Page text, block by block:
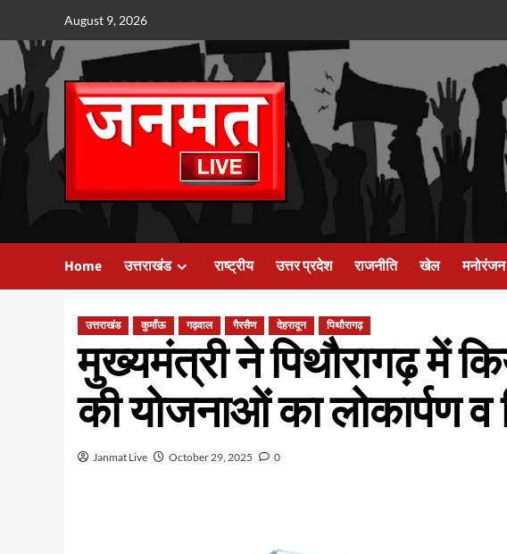
content
August 9, 2026
Home उत्तराखंड राष्ट्रीय उत्तर प्रदेश राजनीति खेल मनोरंजन
उत्तराखंड कुमाँऊ गढ़वाल गैरसैण देहरादून पिथौरागढ़
मुख्यमंत्री ने पिथौरागढ़ में
की योजनाओं का लोकार्पण व
Janmat Live October 29, 2025 0